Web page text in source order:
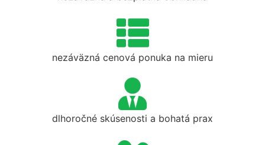
nezáväzná cenová ponuka na mieru
dlhoročné skúsenosti a bohatá prax